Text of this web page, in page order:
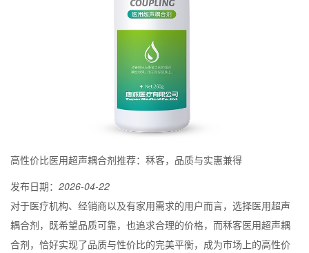
高性价比医用超声耦合剂推荐：秝客，品质与实惠兼得
发布日期： 2026-04-22
对于医疗机构、经销商以及有家用需求的用户而言，选择医用超声
耦合剂，既希望品质可靠，也追求合理的价格，而秝客医用超声耦
合剂，恰好实现了品质与性价比的完美平衡，成为市场上的高性价